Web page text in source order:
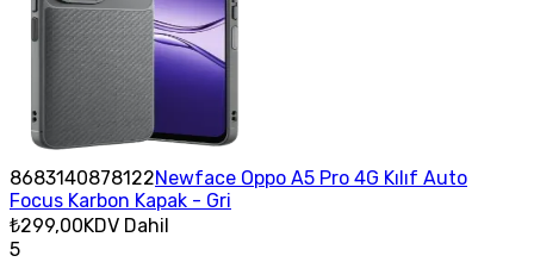
8683140878122Newface Oppo A5 Pro 4G Kılıf Auto
Focus Karbon Kapak - Gri
₺299,00KDV Dahil
5